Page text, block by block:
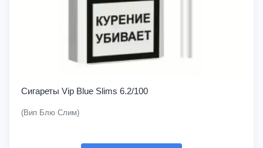
Сигареты Vip Blue Slims 6.2/100
(Вип Блю Слим)